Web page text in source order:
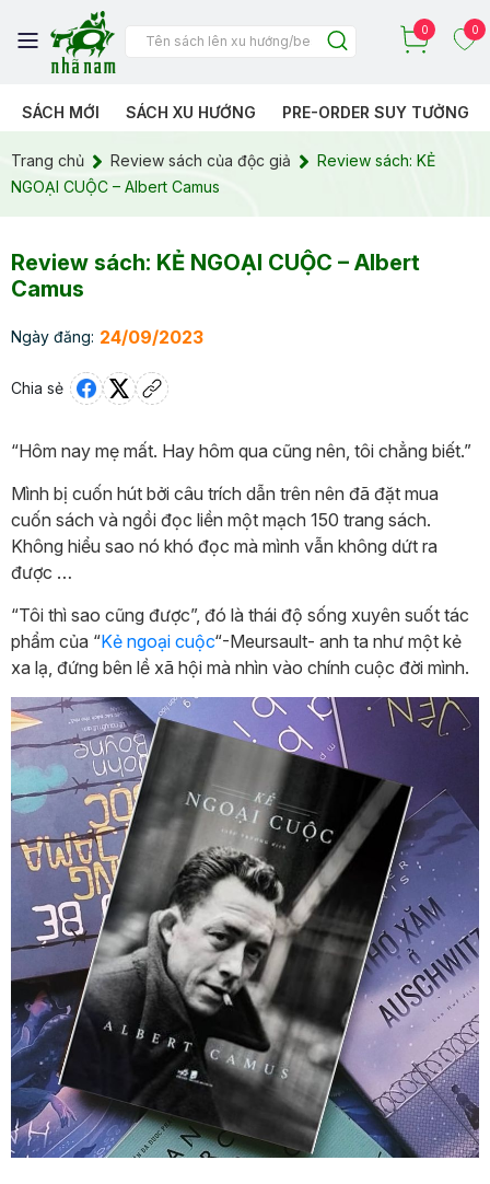
0 0
SÁCH MỚI SÁCH XU HƯỚNG PRE-ORDER SUY TƯỞNG
Trang chủ Review sách của độc giả
Review sách: KẺ
NGOẠI CUỘC – Albert Camus
Review sách: KẺ NGOẠI CUỘC – Albert
Camus
Ngày đăng: 24/09/2023
Chia sẻ
“Hôm nay mẹ mất. Hay hôm qua cũng nên, tôi chẳng biết.”
Mình bị cuốn hút bởi câu trích dẫn trên nên đã đặt mua
cuốn sách và ngồi đọc liền một mạch 150 trang sách.
Không hiểu sao nó khó đọc mà mình vẫn không dứt ra
được …
“Tôi thì sao cũng được”, đó là thái độ sống xuyên suốt tác
phẩm của “Kẻ ngoại cuộc“-Meursault- anh ta như một kẻ
xa lạ, đứng bên lề xã hội mà nhìn vào chính cuộc đời mình.